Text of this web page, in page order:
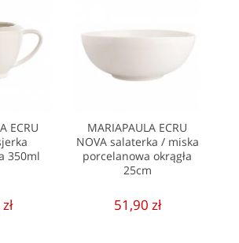
ECRU
350ml
MARIAPAULA ECRU
NOVA salaterka / miska
porcelanowa okrągła
25cm
51,90 zł